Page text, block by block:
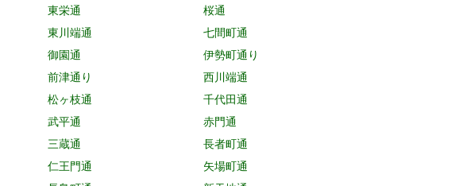
東栄通
桜通
東川端通
七間町通
御園通
伊勢町通り
前津通り
西川端通
松ヶ枝通
千代田通
武平通
赤門通
三蔵通
長者町通
仁王門通
矢場町通